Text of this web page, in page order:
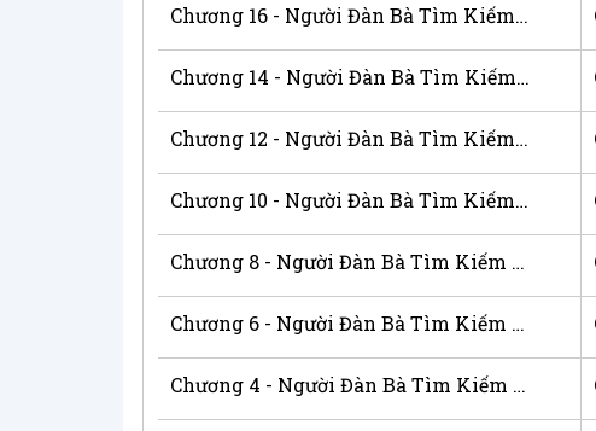
Chương 16 - Người Đàn Bà Tìm Kiếm An Nghỉ
Chương 14 - Người Đàn Bà Tìm Kiếm An Nghỉ
Chương 12 - Người Đàn Bà Tìm Kiếm An Nghỉ
Chương 10 - Người Đàn Bà Tìm Kiếm An Nghỉ
Chương 8 - Người Đàn Bà Tìm Kiếm An Nghỉ
Chương 6 - Người Đàn Bà Tìm Kiếm An Nghỉ
Chương 4 - Người Đàn Bà Tìm Kiếm An Nghỉ